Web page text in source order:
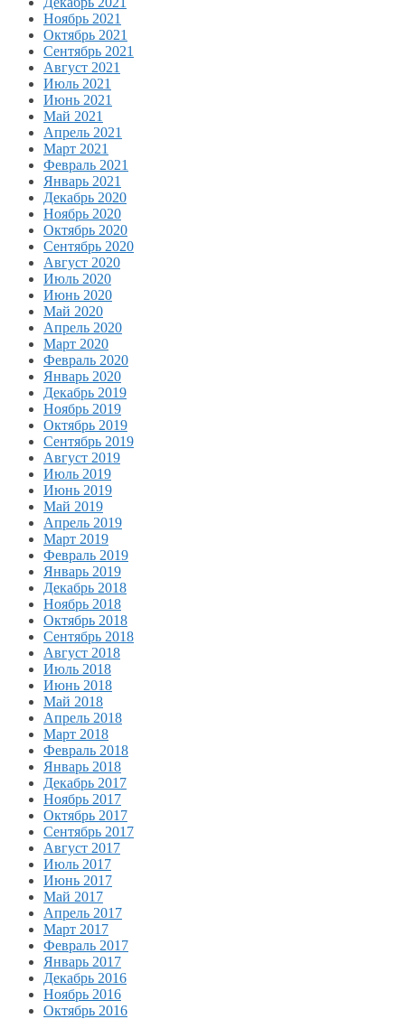
Ноябрь 2021
Октябрь 2021
Сентябрь 2021
Август 2021
Июль 2021
Июнь 2021
Май 2021
Апрель 2021
Март 2021
Февраль 2021
Январь 2021
Декабрь 2020
Ноябрь 2020
Октябрь 2020
Сентябрь 2020
Август 2020
Июль 2020
Июнь 2020
Май 2020
Апрель 2020
Март 2020
Февраль 2020
Январь 2020
Декабрь 2019
Ноябрь 2019
Октябрь 2019
Сентябрь 2019
Август 2019
Июль 2019
Июнь 2019
Май 2019
Апрель 2019
Март 2019
Февраль 2019
Январь 2019
Декабрь 2018
Ноябрь 2018
Октябрь 2018
Сентябрь 2018
Август 2018
Июль 2018
Июнь 2018
Май 2018
Апрель 2018
Март 2018
Февраль 2018
Январь 2018
Декабрь 2017
Ноябрь 2017
Октябрь 2017
Сентябрь 2017
Август 2017
Июль 2017
Июнь 2017
Май 2017
Апрель 2017
Март 2017
Февраль 2017
Январь 2017
Декабрь 2016
Ноябрь 2016
Октябрь 2016